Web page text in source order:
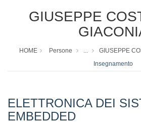
GIUSEPPE
HOME Persone ...
GIUSEPPE
Insegnamento
ELETTRONICA DEI
EMBEDDED